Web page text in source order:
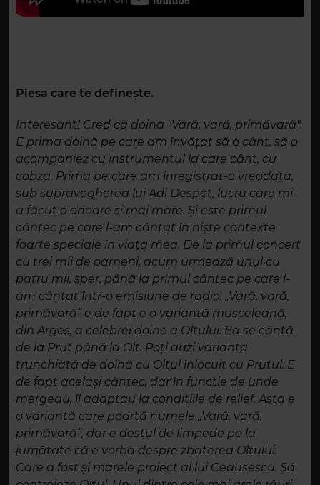
Piesa care te definește.
Interesant! Cred că doina "Vară, vară, primăvară".
E prima doină pe care am învățat să o cânt, să o
acompaniez cu instrumentul la care cânt, cu
cobza. Prima pe care am înregistrat-o vreodata,
sub supravegherea lui Adi Despot, lucru care mi-
a făcut o onoare și mai mare. Și este primul
cântec pe care l-am cântat în niște contexte
foarte speciale în viața mea. De la primul concert
cu trei mii de oameni, acum urmează unul cu
patru mii, sper, până la primul cântec pe care l-
am cântat într-o emisiune de radio. „Vară, vară,
primăvară” e de fapt e o variantă musceleană,
din Argeș, a celebrei doine a Oltului. Ea se cântă
de la Prut până la Olt. Poți auzi varianta
trunchiată de doină cu Oltul înlocuit cu Prutul. E
de fapt același cântec, dar în funcție de unde
mergeau, îl adaptau la condițiile de relief. Asta e
o variantă care poartă numele „Vară, vară,
primăvară”, dar e destul de limpede pe la
jumătate că e vorba despre zbaterea Oltului.
Care a fost și marele proiect al lui Ceaușescu. Șă